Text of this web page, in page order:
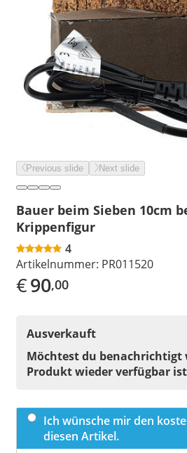
Previous slide Next slide
Bauer beim Sieben 10cm
Krippenfigur
4
Artikelnummer: PR011520
€90,00
Ausverkauft
Möchtest du benachrichtigt
Produkt wieder verfügbar
Ich wünsche mir den
diesen Artikel.